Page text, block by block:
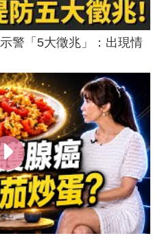
警「5大徵兆」：出現情